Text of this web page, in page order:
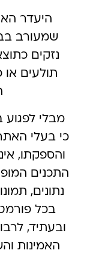
היעדר
שמעורב
נזקים
תולעים או
מבלי לפגוע
כי בעלי
והספקתו,
התכנים
נתונים,
בכל
ובעתיד,
האמינות